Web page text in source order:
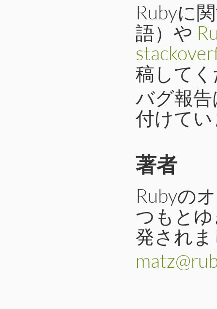
Rubyに
語）や
稿して
バグ報
付けて
著者
Rubyの
つもと
発され